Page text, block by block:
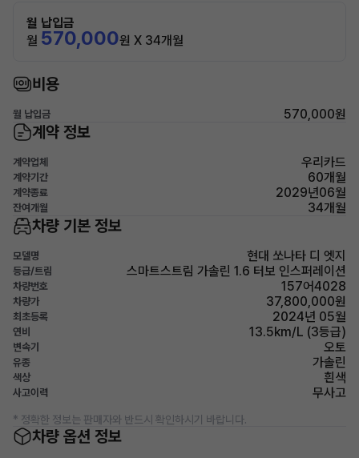
월 납입금
월 570,000원 X 34개월
비용
월 납입금 570,000원
계약 정보
계약업체 우리카드
계약기간 60개월
계약종료 2029년06월
잔여개월 34개월
차량 기본 정보
모델명 현대 쏘나타 디 엣지
등급/트림 스마트스트림 가솔린 1.6 터보 인스퍼레이션
차량번호 157어4028
차량가 37,800,000원
최초등록 2024년 05월
연비 13.5km/L (3등급)
변속기 오토
유종 가솔린
색상 흰색
사고이력 무사고
* 정확한 정보는 판매자와 반드시 확인하시기 바랍니다.
차량 옵션 정보